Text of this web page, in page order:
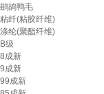
鹚鸪鸭毛
粘纤(粘胶纤维)
涤纶(聚酯纤维)
B级
8成新
9成新
99成新